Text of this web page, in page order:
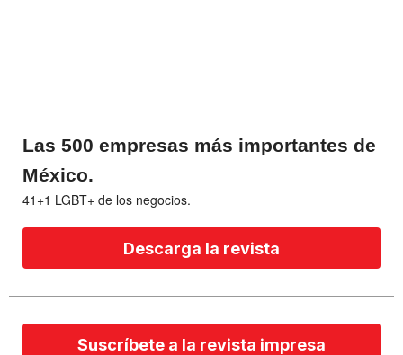
Las 500 empresas más importantes de
México.
41+1 LGBT+ de los negocios.
Descarga la revista
Suscríbete a la revista impresa